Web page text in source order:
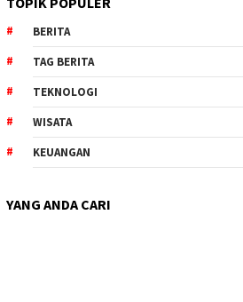
BERITA
TAG BERITA
TEKNOLOGI
WISATA
KEUANGAN
YANG ANDA CARI